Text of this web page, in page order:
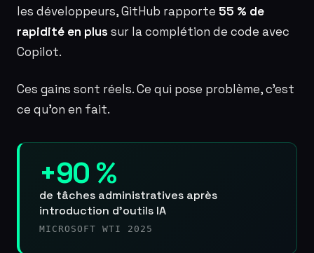
les développeurs, GitHub rapporte 55 % de
rapidité en plus sur la complétion de code avec
Copilot.
Ces gains sont réels. Ce qui pose problème, c’est
ce qu’on en fait.
+90 %
de tâches administratives après
introduction d’outils IA
MICROSOFT WTI 2025